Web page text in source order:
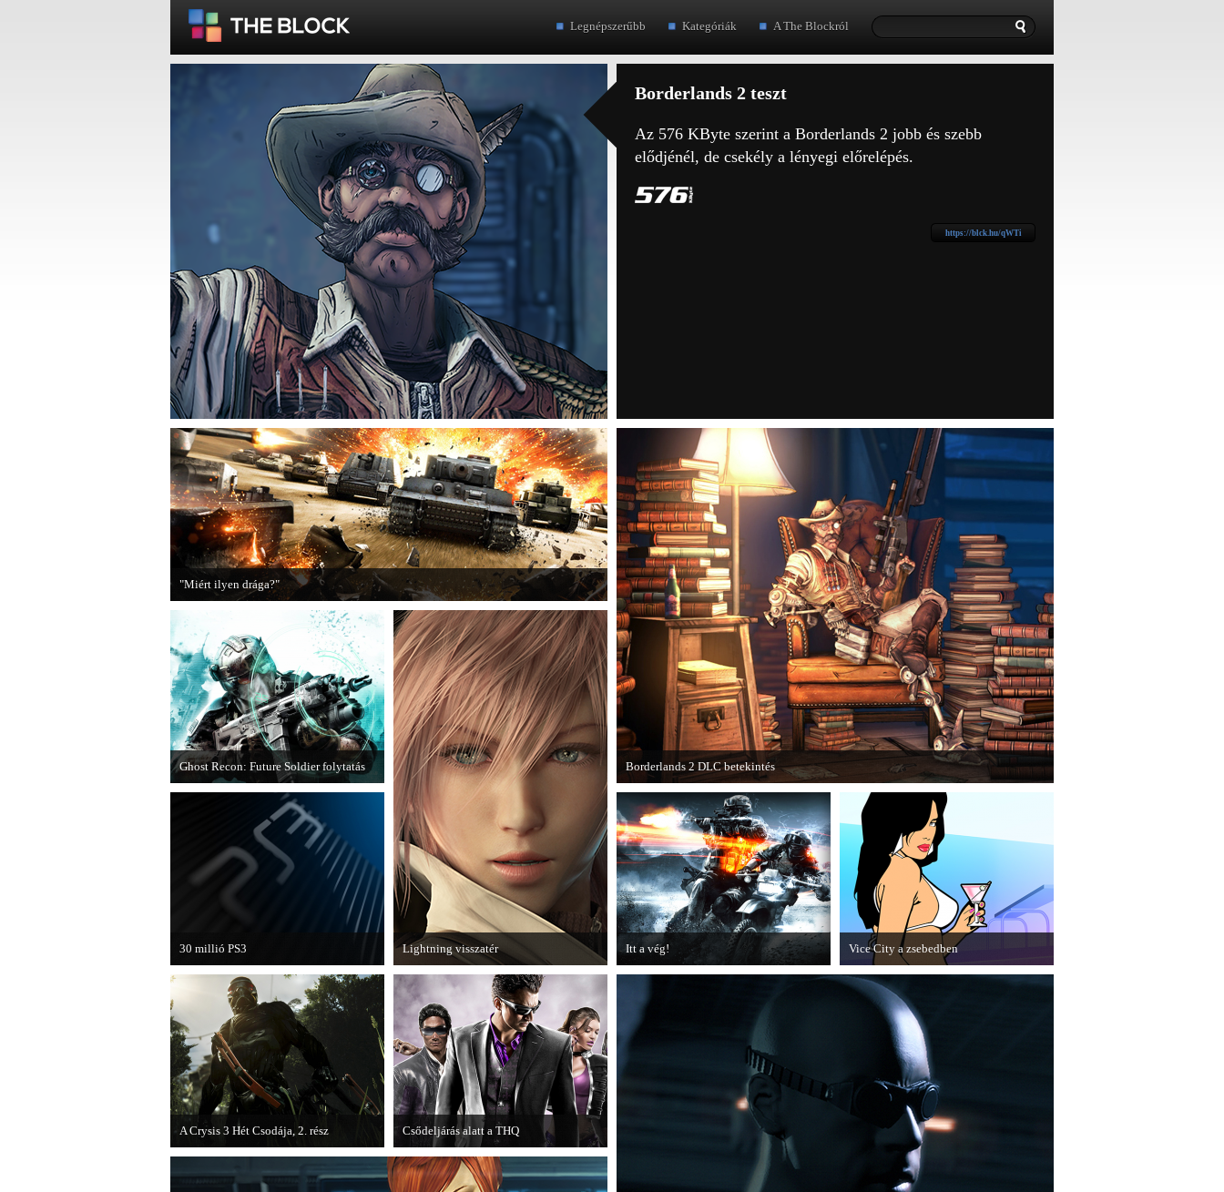
Legnépszerűbb Kategóriák A The Blockról
Borderlands 2 teszt
Az 576 KByte szerint a Borderlands 2 jobb és szebb
elődjénél, de csekély a lényegi előrelépés.
"Miért ilyen drága?"
A PC Guru utánajárt, miért kerülnek olyan sokba a AAA-kategóriás videojátékok.
Borderlands 2 DLC betekintés
2013. januárjában érkezik a a Sir Hammerlock's Big Game Hunt DLC a Borderlands 2
játékhoz.
Ghost Recon: Future Soldier folytatás
Több jel is utal arra, hogy készülőben
van a Ghost Recon: Future Soldier
következő epizódja.
Lightning visszatér
Megjött a Lightning Returns: Final
Fantasy XIII című játék első hivatalos
videója.
30 millió PS3
A PAL régióban a PS3 átlépte a 30
milliós eladott darabszámot.
Itt a vég!
Battlefield 3 utolsó, End Game
Vice City a zsebedben
A GTA: Vice City 10th Anniversary
Editionről készített tesztet a PC Guru.
A Crysis 3 Hét Csodája, 2. rész
második része, amely a The Hunt címet
Csődeljárás alatt a THQ
Egy újabb videojáték-kiadó került
csődeljárás alá, aki nem más, mint a